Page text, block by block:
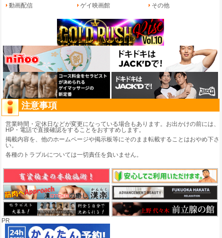
動画配信
ゲイ映画館 その他
注意事項
営業時間・定休日などが変更になっている場合もあります。お出かけの前には、
HP・電話で直接確認をすることをおすすめします。
掲載内容を、他のホームページや掲示板等にそのまま転載することはおやめ下さ
い。
各種のトラブルについては一切責任を負いません。
PR